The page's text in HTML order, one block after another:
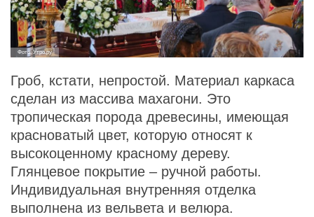
Фото: Утро.ру
Гроб, кстати, непростой. Материал каркаса
сделан из массива махагони. Это
тропическая порода древесины, имеющая
красноватый цвет, которую относят к
высокоценному красному дереву.
Глянцевое покрытие – ручной работы.
Индивидуальная внутренняя отделка
выполнена из вельвета и велюра.